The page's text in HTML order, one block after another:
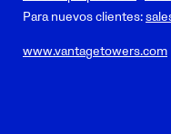
Para nuevos clientes:
www.vantagetowers.com